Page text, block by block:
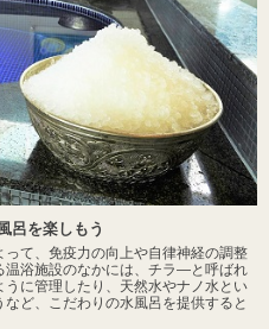
呂を楽しもう
て、免疫力の向上や自律神経の調整
温浴施設のなかには、チラ―と呼ばれ
に管理したり、天然水やナノ水とい
ど、こだわりの水風呂を提供すると